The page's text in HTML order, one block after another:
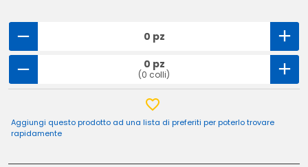
0 pz
0 pz
(0 colli)
Aggiungi questo prodotto ad una lista di preferiti per poterlo trovare
rapidamente